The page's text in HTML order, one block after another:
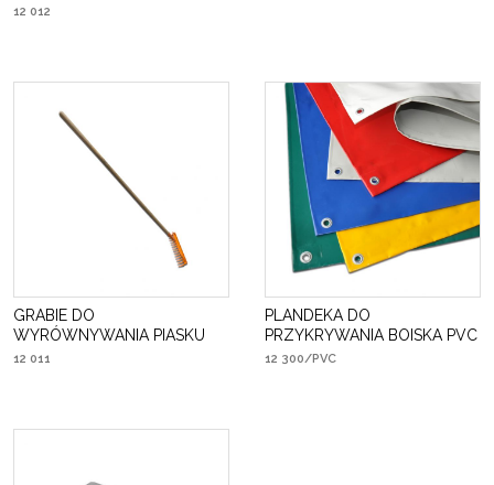
12 012
GRABIE DO
WYRÓWNYWANIA PIASKU
12 011
PLANDEKA DO
PRZYKRYWANIA BOISKA PVC
12 300/PVC